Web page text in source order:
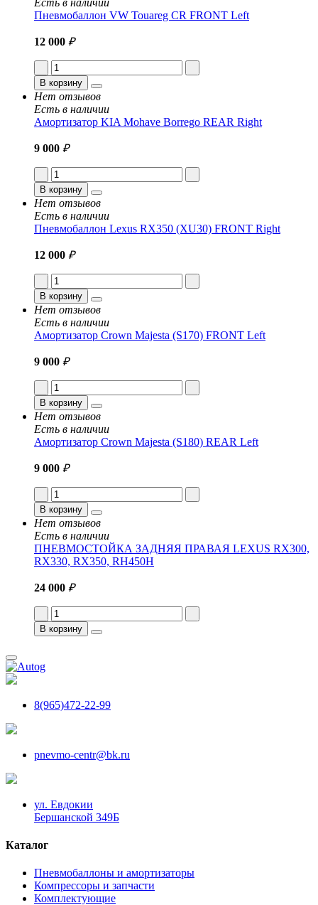
Пневмобаллон VW Touareg CR FRONT Left
12 000 ₽
В корзину
Нет отзывов
Есть в наличии
Амортизатор KIA Mohave Borrego REAR Right
9 000 ₽
В корзину
Нет отзывов
Есть в наличии
Пневмобаллон Lexus RX350 (XU30) FRONT Right
12 000 ₽
В корзину
Нет отзывов
Есть в наличии
Амортизатор Crown Majesta (S170) FRONT Left
9 000 ₽
В корзину
Нет отзывов
Есть в наличии
Амортизатор Crown Majesta (S180) REAR Left
9 000 ₽
В корзину
Нет отзывов
Есть в наличии
ПНЕВМОСТОЙКА ЗАДНЯЯ ПРАВАЯ LEXUS RX300,
RX330, RX350, RH450H
24 000 ₽
В корзину
8(965)472-22-99
pnevmo-centr@bk.ru
ул. Евдокии
Бершанской 349Б
Каталог
Пневмобаллоны и амортизаторы
Компрессоры и запчасти
Комплектующие